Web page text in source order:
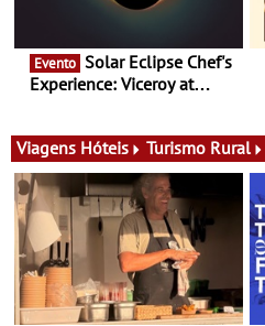
Evento
Experience: Viceroy at
exclusiva
Viagens Hóteis Turismo Rural